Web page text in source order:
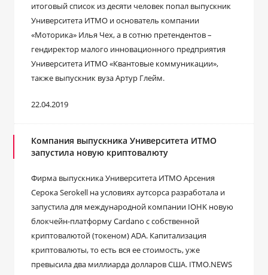
итоговый список из десяти человек попал выпускник
Университета ИТМО и основатель компании
«Моторика» Илья Чех, а в сотню претендентов –
гендиректор малого инновационного предприятия
Университета ИТМО «Квантовые коммуникации»,
также выпускник вуза Артур Глейм.
22.04.2019
Компания выпускника Университета ИТМО
запустила новую криптовалюту
Фирма выпускника Университета ИТМО Арсения
Серока Serokell на условиях аутсорса разработала и
запустила для международной компании IOHK новую
блокчейн-платформу Cardano с собственной
криптовалютой (токеном) ADA. Капитализация
криптовалюты, то есть вся ее стоимость, уже
превысила два миллиарда долларов США. ITMO.NEWS